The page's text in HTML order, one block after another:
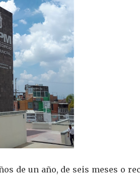
de un año, de seis meses o